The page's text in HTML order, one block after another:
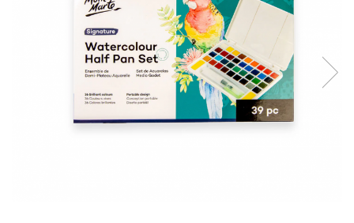
Accesorii pictură
Palete și pahare pentru pictură
Pensule burete
Pensule pentru acuarelă
Manechin desen
Accesorii grafică